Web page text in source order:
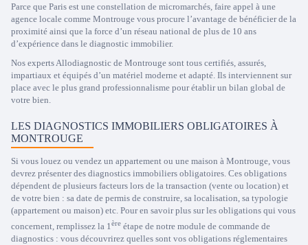
Parce que Paris est une constellation de micromarchés, faire appel à une
agence locale comme Montrouge vous procure l’avantage de bénéficier de la
proximité ainsi que la force d’un réseau national de plus de 10 ans
d’expérience dans le diagnostic immobilier.
Nos experts Allodiagnostic de Montrouge sont tous certifiés, assurés,
impartiaux et équipés d’un matériel moderne et adapté. Ils interviennent sur
place avec le plus grand professionnalisme pour établir un bilan global de
votre bien.
LES DIAGNOSTICS IMMOBILIERS OBLIGATOIRES À
MONTROUGE
Si vous louez ou vendez un appartement ou une maison à Montrouge, vous
devrez présenter des diagnostics immobiliers obligatoires. Ces obligations
dépendent de plusieurs facteurs lors de la transaction (vente ou location) et
de votre bien : sa date de permis de construire, sa localisation, sa typologie
(appartement ou maison) etc. Pour en savoir plus sur les obligations qui vous
concernent, remplissez la 1ère étape de notre module de commande de
diagnostics : vous découvrirez quelles sont vos obligations réglementaires